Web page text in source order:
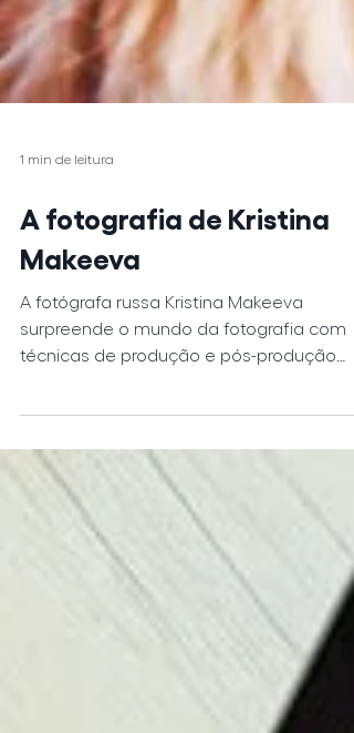
1 min de leitura
A fotografia de Kristina
Makeeva
A fotógrafa russa Kristina Makeeva
técnicas de produção e pós-produção
fotográfica. Confira aqui!